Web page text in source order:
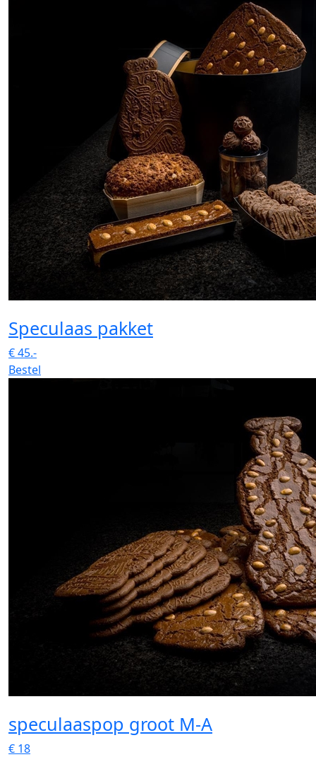
Speculaas pakket
€45.-
Bestel
speculaaspop groot M-A
€ 18